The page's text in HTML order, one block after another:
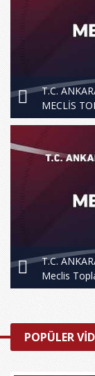
T.C.
MECLİS
T.C.
Meclis
POPÜLER